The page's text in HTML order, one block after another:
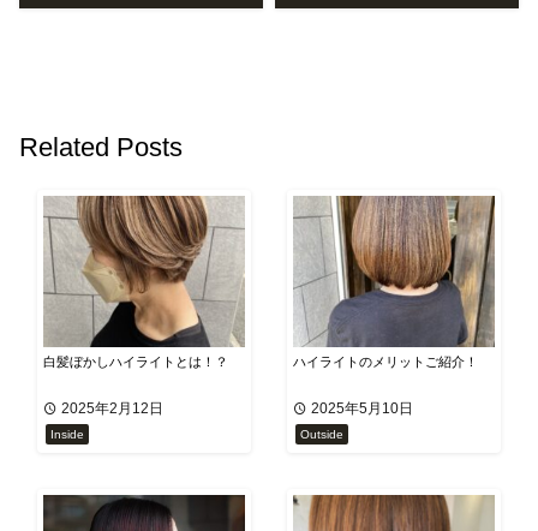
Related Posts
白髪ぼかしハイライトとは！？
2025年2月12日
Inside
ハイライトのメリットご紹介！
2025年5月10日
Outside